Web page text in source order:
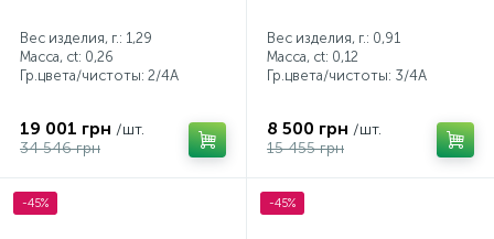
Вес изделия, г.: 1,29
Масса, ct: 0,26
Гр.цвета/чистоты: 2/4А
19 001 грн /шт.
34 546 грн
Вес изделия, г.: 0,91
Масса, ct: 0,12
Гр.цвета/чистоты: 3/4А
8 500 грн /шт.
15 455 грн
-45% -45%